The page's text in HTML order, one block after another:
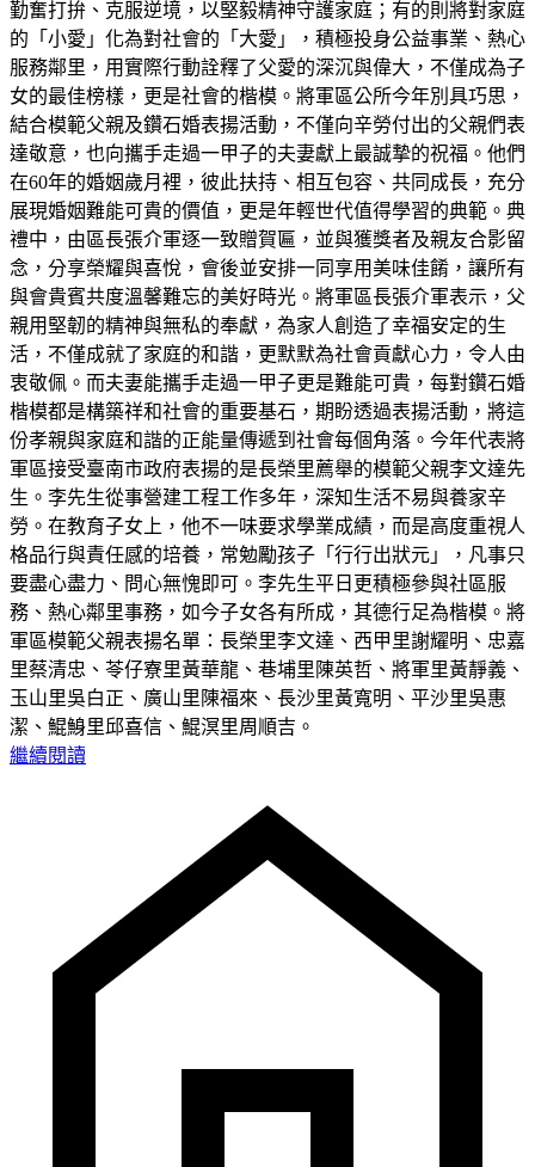
勤奮打拚、克服逆境，以堅毅精神守護家庭；有的則將對家庭
的「小愛」化為對社會的「大愛」，積極投身公益事業、熱心
服務鄰里，用實際行動詮釋了父愛的深沉與偉大，不僅成為子
女的最佳榜樣，更是社會的楷模。將軍區公所今年別具巧思，
結合模範父親及鑽石婚表揚活動，不僅向辛勞付出的父親們表
達敬意，也向攜手走過一甲子的夫妻獻上最誠摯的祝福。他們
在60年的婚姻歲月裡，彼此扶持、相互包容、共同成長，充分
展現婚姻難能可貴的價值，更是年輕世代值得學習的典範。典
禮中，由區長張介軍逐一致贈賀匾，並與獲獎者及親友合影留
念，分享榮耀與喜悅，會後並安排一同享用美味佳餚，讓所有
與會貴賓共度溫馨難忘的美好時光。將軍區長張介軍表示，父
親用堅韌的精神與無私的奉獻，為家人創造了幸福安定的生
活，不僅成就了家庭的和諧，更默默為社會貢獻心力，令人由
衷敬佩。而夫妻能攜手走過一甲子更是難能可貴，每對鑽石婚
楷模都是構築祥和社會的重要基石，期盼透過表揚活動，將這
份孝親與家庭和諧的正能量傳遞到社會每個角落。今年代表將
軍區接受臺南市政府表揚的是長榮里薦舉的模範父親李文達先
生。李先生從事營建工程工作多年，深知生活不易與養家辛
勞。在教育子女上，他不一味要求學業成績，而是高度重視人
格品行與責任感的培養，常勉勵孩子「行行出狀元」，凡事只
要盡心盡力、問心無愧即可。李先生平日更積極參與社區服
務、熱心鄰里事務，如今子女各有所成，其德行足為楷模。將
軍區模範父親表揚名單：長榮里李文達、西甲里謝耀明、忠嘉
里蔡清忠、苓仔寮里黃華龍、巷埔里陳英哲、將軍里黃靜義、
玉山里吳白正、廣山里陳福來、長沙里黃寬明、平沙里吳惠
潔、鯤鯓里邱喜信、鯤溟里周順吉。
繼續閱讀